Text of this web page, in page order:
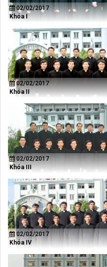
02/02/2017
Khóa I
02/02/2017
Khóa II
02/02/2017
Khóa III
02/02/2017
Khóa IV